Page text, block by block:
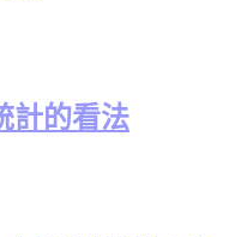
計的看法